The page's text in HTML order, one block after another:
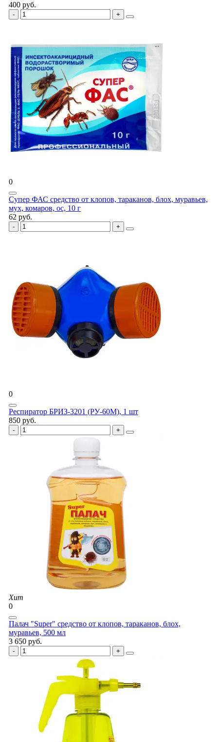
400 руб.
0
Супер ФАС средство от клопов, тараканов, блох, муравьев,
мух, комаров, ос, 10 г
62 руб.
0
Респиратор БРИЗ-3201 (РУ-60М), 1 шт
850 руб.
Хит
0
Палач "Super" средство от клопов, тараканов, блох,
муравьев, 500 мл
3 650 руб.